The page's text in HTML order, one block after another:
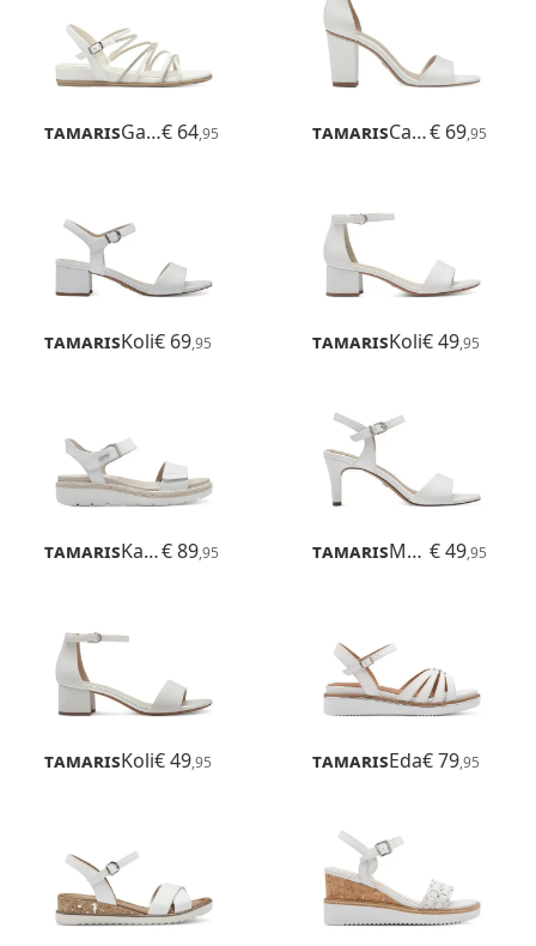
Tamaris Gabriella€ 64,95 Tamaris Callie€ 69,95
TamarisKoli€ 69,95 TamarisKoli€ 49,95
Tamaris Karlie€ 89,95 Tamaris Meliah € 49,95
TamarisKoli€ 49,95 TamarisEda€ 79,95